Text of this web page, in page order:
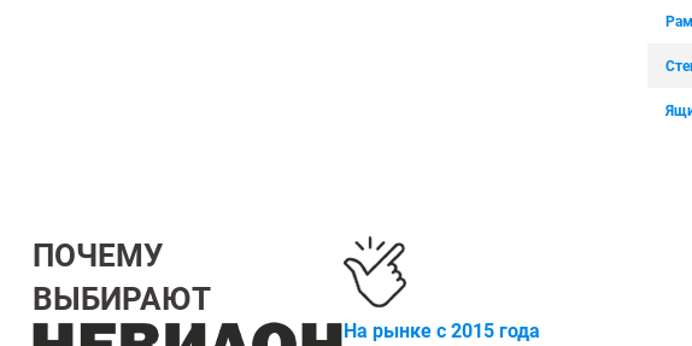
ПО РАЗМЕРУ
ПОЧЕМУ
ВЫБИРАЮТ
На рынке с 2015 года